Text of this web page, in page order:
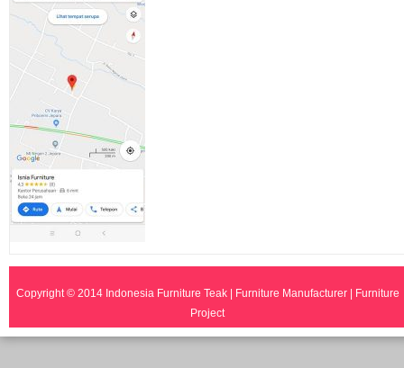
Copyright © 2014 Indonesia Furniture Teak | Furniture Manufacturer | Furniture
Project